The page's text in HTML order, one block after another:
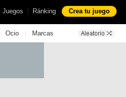
Juegos | Ránking Crea tu juego
Ocio | Marcas